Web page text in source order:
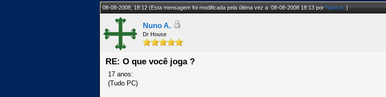
08-08-2008, 18:12(Esta mensagem foi modificada pela última vez a: 08-08-2008 18:13 porNuno A..)
Nuno A.
Dr House
RE: O que você joga ?
17 anos:
(Tudo PC)